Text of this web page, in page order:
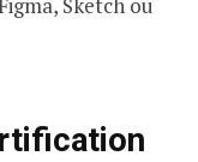
Sketch ou